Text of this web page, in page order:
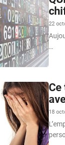
22
…
Ce
18